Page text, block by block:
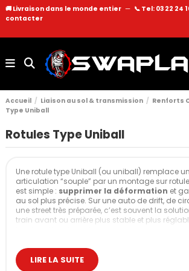
🚚 Livraison dans le monde entier — 📞 Tel: 03 22 24
contacter
Accueil Liaison au sol & transmission Renforts
Type Uniball
Rotules Type Uniball
Une rotule type Uniball (ou uniball) remplace
articulation “souple” par un montage sur
est simple : supprimer la déformation et
au sol plus précise. Sur une auto de drift, de
une street très préparée, c’est souvent la
train avant ou arrière plus stable et plus
vibrations et de bruits qu’un montage
: on échange une part de confort contre un
LIRE LA SUITE